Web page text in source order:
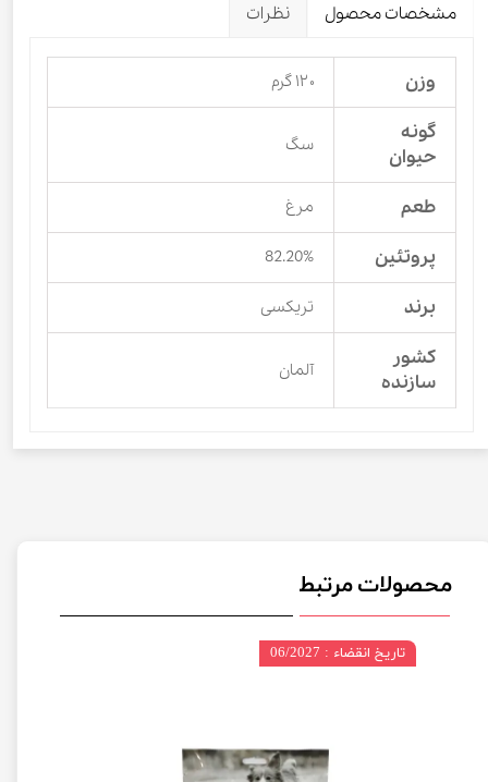
مشخصات محصول نظرات
وزن ۱۲۰ گرم
گونه
حیوان
سگ
طعم مرغ
پروتئین 82.20%
برند تریکسی
کشور
سازنده
آلمان
محصولات مرتبط
تاریخ انقضاء : 06/2027